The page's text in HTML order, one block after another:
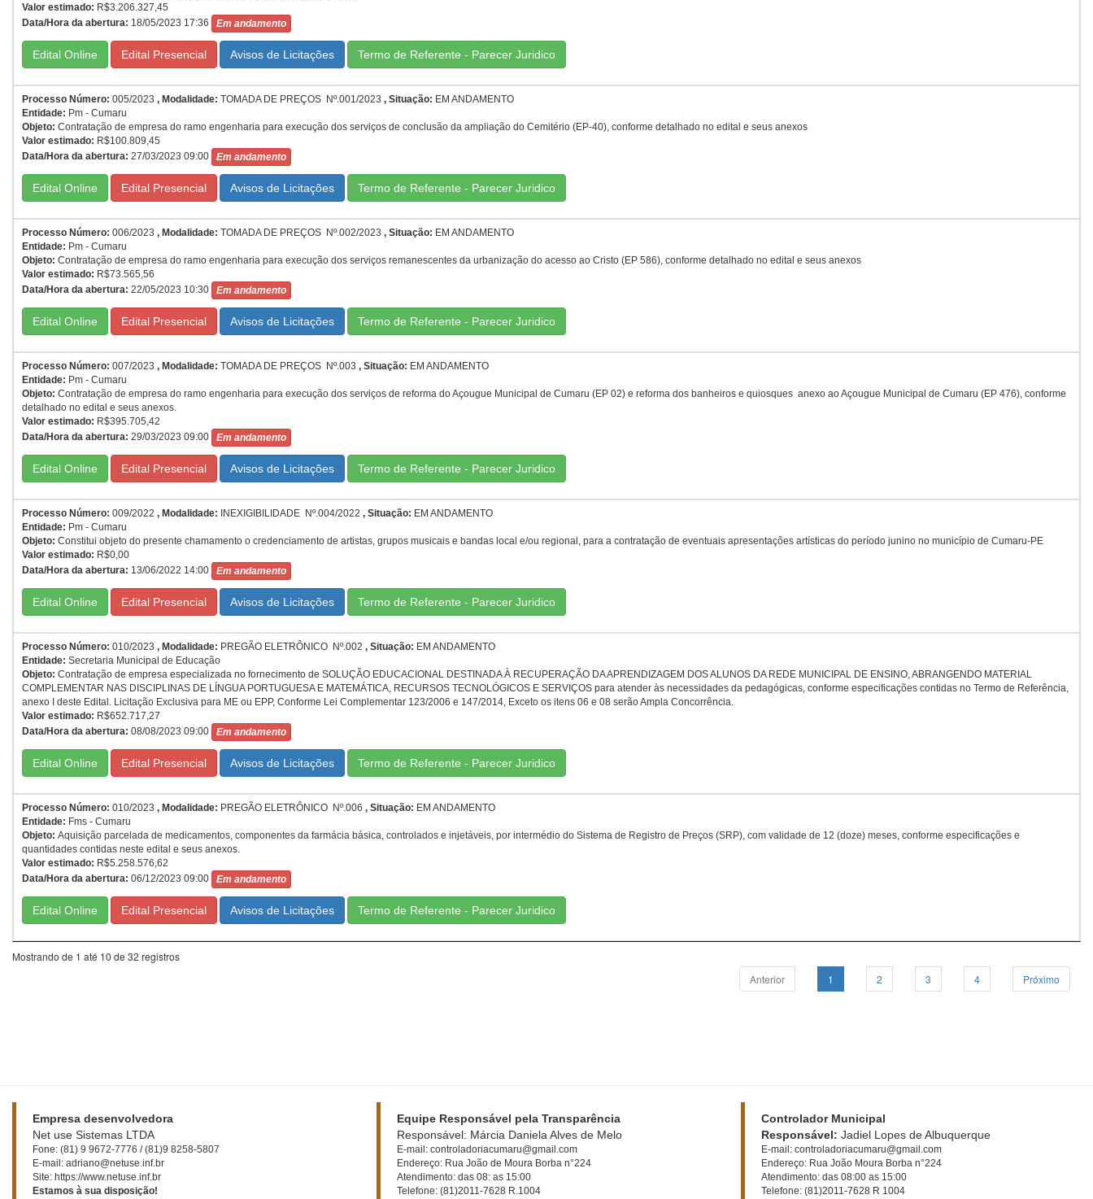
Valor estimado: R$3.206.327,45
Data/Hora da abertura: 18/05/2023 17:36 Em andamento
Edital Online Edital Presencial Termo de Referente - Parecer Juridico
Processo Número: 005/2023 , Modalidade: TOMADA DE PREÇOS Nº.001/2023 , Situação: EM ANDAMENTO
Entidade: Pm - Cumaru
Objeto: Contratação de empresa do ramo engenharia para execução dos serviços de conclusão da ampliação do Cemitério (EP-40), conforme detalhado no edital e seus anexos
Valor estimado: R$100.809,45
Data/Hora da abertura: 27/03/2023 09:00 Em andamento
Edital Online Edital Presencial Termo de Referente - Parecer Juridico
Processo Número: 006/2023 , Modalidade: TOMADA DE PREÇOS Nº.002/2023 , Situação: EM ANDAMENTO
Entidade: Pm - Cumaru
Objeto: Contratação de empresa do ramo engenharia para execução dos serviços remanescentes da urbanização do acesso ao Cristo (EP 586), conforme detalhado no edital e seus anexos
Valor estimado: R$73.565,56
Data/Hora da abertura: 22/05/2023 10:30 Em andamento
Edital Online Edital Presencial Termo de Referente - Parecer Juridico
Processo Número: 007/2023 , Modalidade: TOMADA DE PREÇOS Nº.003 , Situação: EM ANDAMENTO
Entidade: Pm - Cumaru
Objeto: Contratação de empresa do ramo engenharia para execução dos serviços de reforma do Açougue Municipal de Cumaru (EP 02) e reforma dos banheiros e quiosques  anexo ao Açougue Municipal de Cumaru (EP 476), conforme
detalhado no edital e seus anexos.
Valor estimado: R$395.705,42
Data/Hora da abertura: 29/03/2023 09:00 Em andamento
Edital Online Edital Presencial Termo de Referente - Parecer Juridico
Processo Número: 009/2022 , Modalidade: INEXIGIBILIDADE Nº.004/2022 , Situação: EM ANDAMENTO
Entidade: Pm - Cumaru
Objeto: Constitui objeto do presente chamamento o credenciamento de artistas, grupos musicais e bandas local e/ou regional, para a contratação de eventuais apresentações artísticas do período junino no município de Cumaru-PE
Valor estimado: R$0,00
Data/Hora da abertura: 13/06/2022 14:00 Em andamento
Edital Online Edital Presencial Termo de Referente - Parecer Juridico
Processo Número: 010/2023 , Modalidade: PREGÃO ELETRÔNICO Nº.002 , Situação: EM ANDAMENTO
Entidade: Secretaria Municipal de Educação
Objeto: Contratação de empresa especializada no fornecimento de SOLUÇÃO EDUCACIONAL DESTINADA À RECUPERAÇÃO DA APRENDIZAGEM DOS ALUNOS DA REDE MUNICIPAL DE ENSINO, ABRANGENDO MATERIAL
COMPLEMENTAR NAS DISCIPLINAS DE LÍNGUA PORTUGUESA E MATEMÁTICA, RECURSOS TECNOLÓGICOS E SERVIÇOS para atender às necessidades da pedagógicas, conforme especificações contidas no Termo de Referência,
anexo I deste Edital. Licitação Exclusiva para ME ou EPP, Conforme Lei Complementar 123/2006 e 147/2014, Exceto os itens 06 e 08 serão Ampla Concorrência.
Valor estimado: R$652.717,27
Data/Hora da abertura: 08/08/2023 09:00 Em andamento
Edital Online Edital Presencial Termo de Referente - Parecer Juridico
Processo Número: 010/2023 , Modalidade: PREGÃO ELETRÔNICO Nº.006 , Situação: EM ANDAMENTO
Entidade: Fms - Cumaru
Objeto: Aquisição parcelada de medicamentos, componentes da farmácia básica, controlados e injetáveis, por intermédio do Sistema de Registro de Preços (SRP), com validade de 12 (doze) meses, conforme especificações e
quantidades contidas neste edital e seus anexos.
Valor estimado: R$5.258.576,62
Data/Hora da abertura: 06/12/2023 09:00 Em andamento
Edital Online Edital Presencial Termo de Referente - Parecer Juridico
Mostrando de 1 até 10 de 32 registros
Anterior
1 2 3 4 Próximo
Empresa desenvolvedora
Net use Sistemas LTDA
Fone: (81) 9 9672-7776 / (81)9 8258-5807
E-mail: adriano@netuse.inf.br
Site: https://www.netuse.inf.br
Estamos à sua disposição!
Equipe Responsável pela Transparência
Responsável: Márcia Daniela Alves de Melo
E-mail: controladoriacumaru@gmail.com
Endereço: Rua João de Moura Borba n°224
Atendimento: das 08: as 15:00
Telefone: (81)2011-7628 R.1004
Controlador Municipal
Responsável: Jadiel Lopes de Albuquerque
E-mail: controladoriacumaru@gmail.com
Endereço: Rua João Moura Borba n°224
Atendimento: das 08:00 as 15:00
Telefone: (81)2011-7628 R 1004